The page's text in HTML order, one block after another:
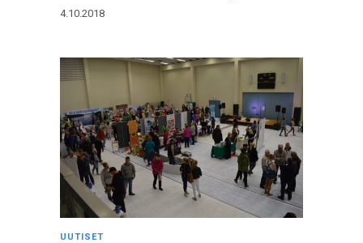
4.10.2018
UUTISET